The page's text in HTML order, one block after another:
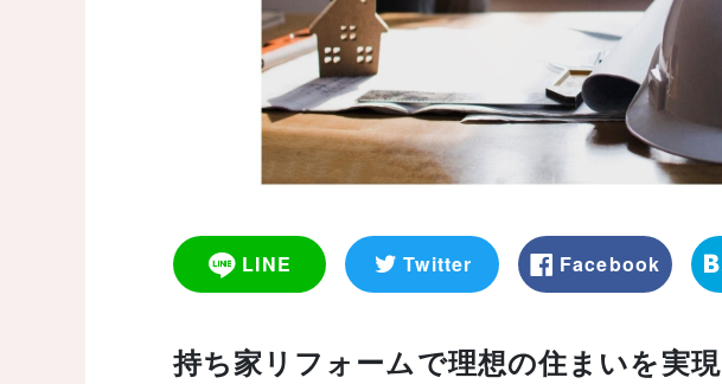
LINE Twitter Facebook
持ち家リフォームで理想の住まいを実現